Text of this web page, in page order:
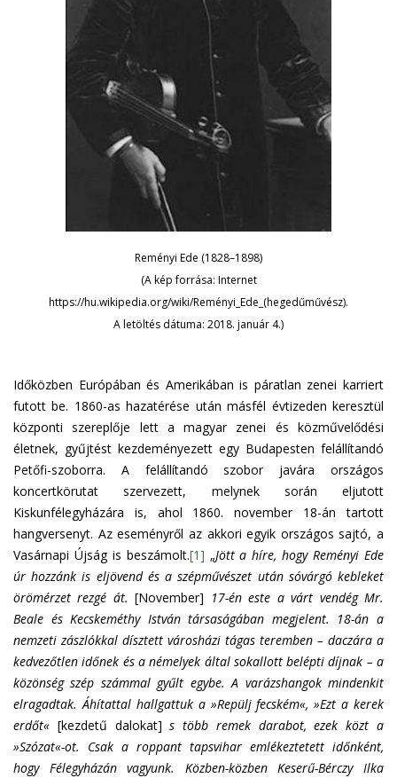
Reményi Ede (1828–1898)
(A kép forrása: Internet
https://hu.wikipedia.org/wiki/Reményi_Ede_(hegedűművész).
A letöltés dátuma: 2018. január 4.)
Időközben Európában és Amerikában is páratlan zenei karriert
futott be. 1860-as hazatérése után másfél évtizeden keresztül
központi szereplője lett a magyar zenei és közművelődési
életnek, gyűjtést kezdeményezett egy Budapesten felállítandó
Petőfi-szoborra. A felállítandó szobor javára országos
koncertkörutat szervezett, melynek során eljutott
Kiskunfélegyházára is, ahol 1860. november 18-án tartott
hangversenyt. Az eseményről az akkori egyik országos sajtó, a
Vasárnapi Újság is beszámolt.[1] „Jött a híre, hogy Reményi Ede
úr hozzánk is eljövend és a szépművészet után sóvárgó kebleket
örömérzet rezgé át.[November] 17-én este a várt vendég Mr.
Beale és Kecskeméthy István társaságában megjelent. 18-án a
nemzeti zászlókkal dísztett városházi tágas teremben – daczára a
kedvezőtlen időnek és a némelyek által sokallott belépti díjnak – a
közönség szép számmal gyűlt egybe. A varázshangok mindenkit
elragadtak. Áhítattal hallgattuk a »Repülj fecském«, »Ezt a kerek
erdőt« [kezdetű dalokat] s több remek darabot, ezek közt a
»Szózat«-ot. Csak a roppant tapsvihar emlékeztetett időnként,
hogy Félegyházán vagyunk. Közben-közben Keserű-Bérczy Ilka